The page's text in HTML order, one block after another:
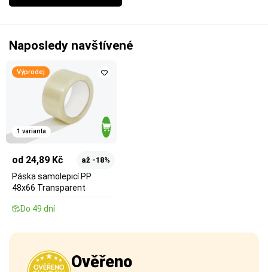
Naposledy navštívené
Výprodej
1 varianta
od 24,89 Kč až -18%
Páska samolepicí PP
48x66 Transparent
Do 49 dní
Ověřeno